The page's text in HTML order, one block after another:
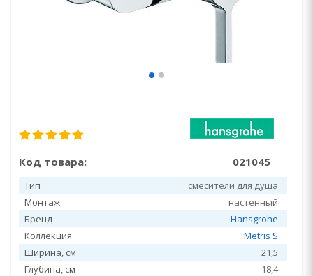
Код товара: 021045
Тип
смесители для душа
Монтаж
настенный
Бренд
Hansgrohe
Коллекция
Metris S
Ширина, см
21,5
Глубина, см
18,4